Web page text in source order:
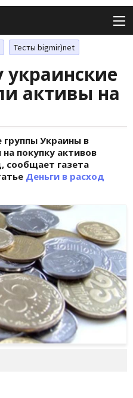
Тесты bigmir)net
украинские
активы на
Украины в
покупку активов
сообщает газета
Деньги в расход